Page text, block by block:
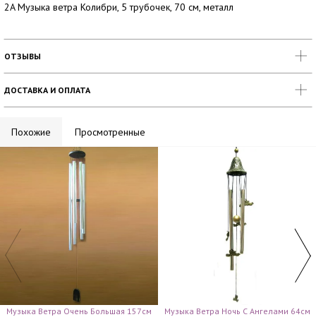
2A Музыка ветра Колибри, 5 трубочек, 70 см, металл
ОТЗЫВЫ
ДОСТАВКА И ОПЛАТА
Похожие Просмотренные
Музыка Ветра Очень Большая 157см Музыка Ветра Ночь С Ангелами 64см